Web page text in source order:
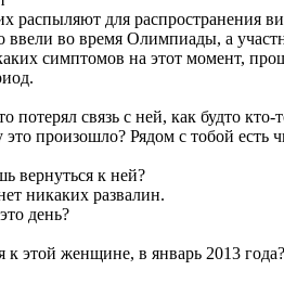
распыляют для распространения
ввели во время Олимпиады, а
симптомов на этот момент,
потерял связь с ней, как будто
произошло? Рядом с тобой есть
вернуться к ней?
никаких развалин.
день?
этой женщине, в январь 2013